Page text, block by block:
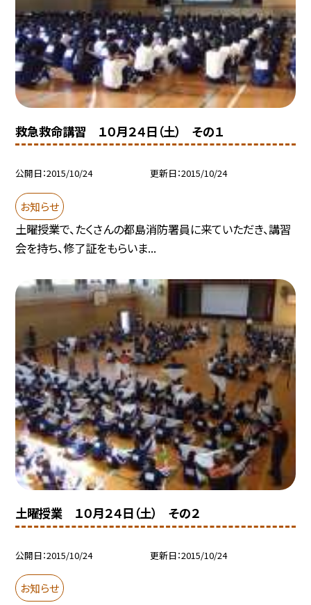
救急救命講習 １０月２４日（土） その１
公開日 2015/10/24 更新日 2015/10/24
お知らせ
土曜授業で、たくさんの都島消防署員に来ていただき、講習
会を持ち、修了証をもらいま...
土曜授業 １０月２４日（土） その２
公開日 2015/10/24 更新日 2015/10/24
お知らせ